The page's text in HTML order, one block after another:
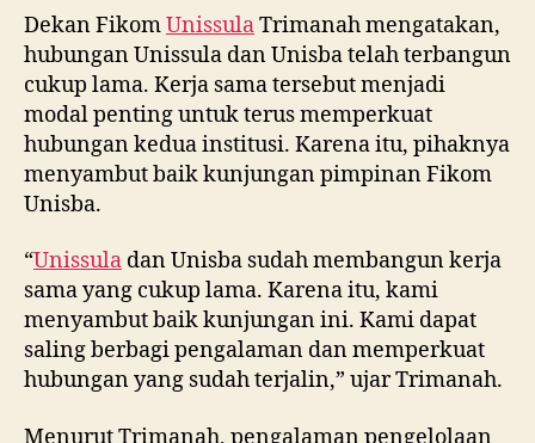
Dekan FikomUnissulaTrimanah mengatakan,
hubungan Unissula dan Unisba telah terbangun
cukup lama. Kerja sama tersebut menjadi
modal penting untuk terus memperkuat
hubungan kedua institusi. Karena itu, pihaknya
menyambut baik kunjungan pimpinan Fikom
Unisba.
“Unissula dan Unisba sudah membangun kerja
sama yang cukup lama. Karena itu, kami
menyambut baik kunjungan ini. Kami dapat
saling berbagi pengalaman dan memperkuat
hubungan yang sudah terjalin,” ujar Trimanah.
Menurut Trimanah, pengalaman pengelolaan